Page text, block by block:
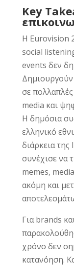
Key
Η Eurovision
social
events δεν
σε
media και
Η δημόσια
ελληνικό
διάρκεια της
συνέχισε να
memes,
ακόμη και
Για brands
χρόνο δεν
κατανόηση.